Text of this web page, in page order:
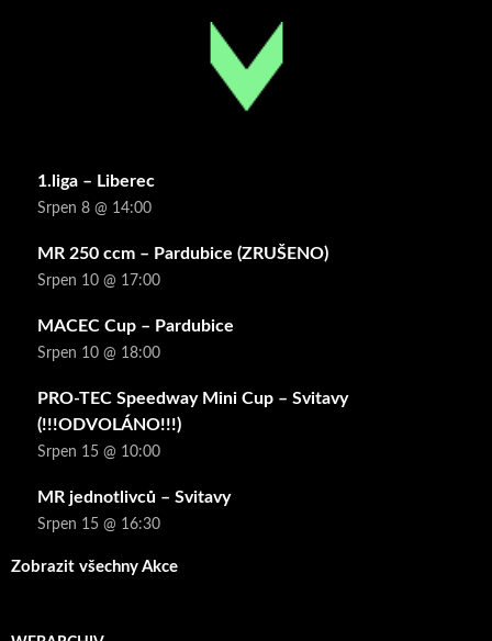
1.liga – Liberec
Srpen 8 @ 14:00
MR 250 ccm – Pardubice (ZRUŠENO)
Srpen 10 @ 17:00
MACEC Cup – Pardubice
Srpen 10 @ 18:00
PRO-TEC Speedway Mini Cup – Svitavy
(!!!ODVOLÁNO!!!)
Srpen 15 @ 10:00
MR jednotlivců – Svitavy
Srpen 15 @ 16:30
Zobrazit všechny Akce